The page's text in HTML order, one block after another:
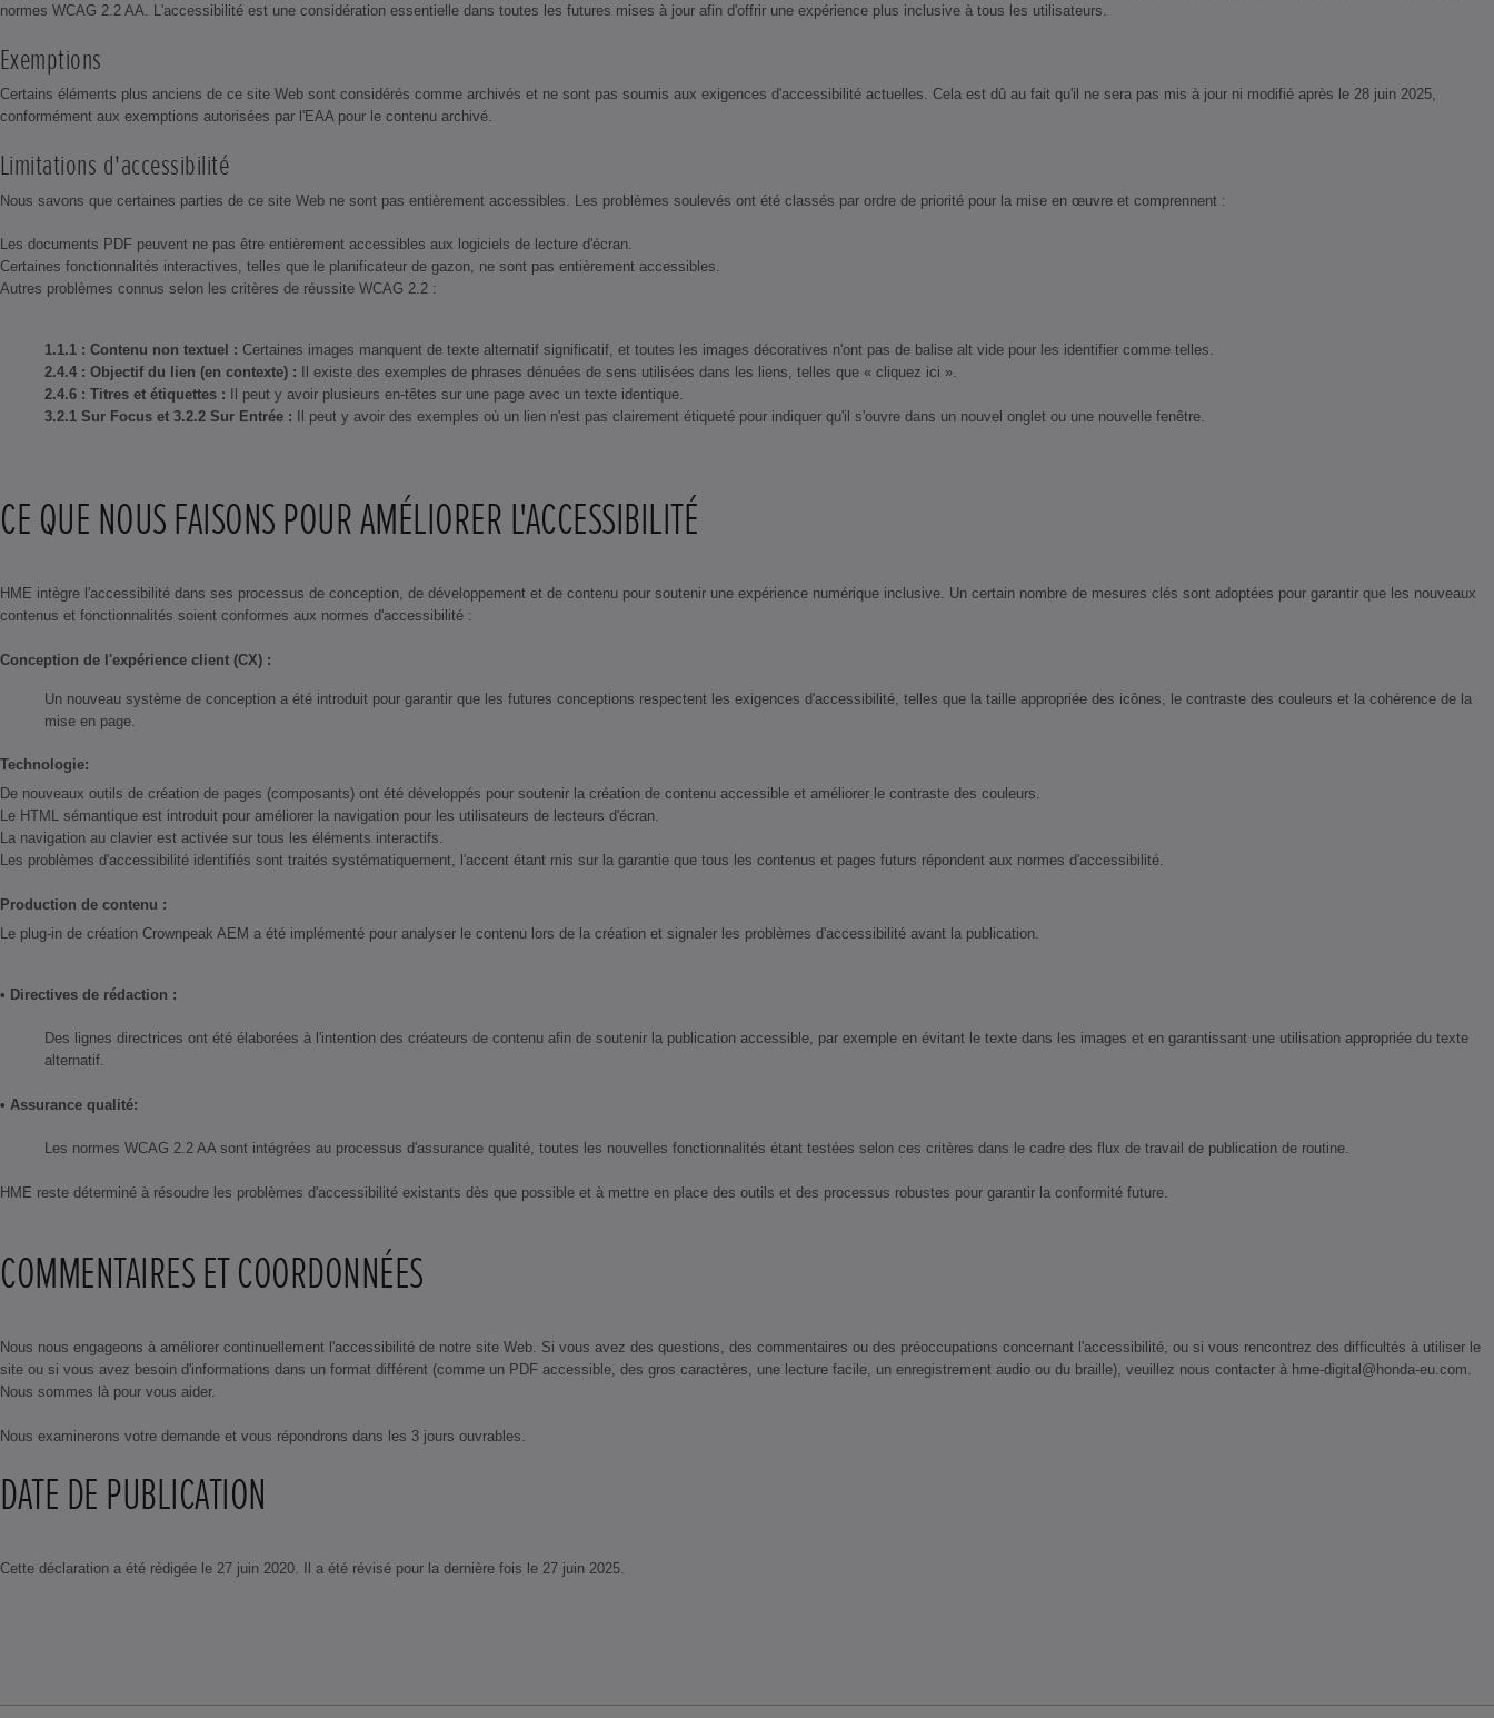
normes WCAG 2.2 AA. L'accessibilité est une considération essentielle dans toutes les futures mises à jour afin d'offrir une expérience plus inclusive à tous les utilisateurs.
Exemptions
Certains éléments plus anciens de ce site Web sont considérés comme archivés et ne sont pas soumis aux exigences d'accessibilité actuelles. Cela est dû au fait qu'il ne sera pas mis à jour ni modifié après le 28 juin 2025,
conformément aux exemptions autorisées par l'EAA pour le contenu archivé.
Limitations d'accessibilité
Nous savons que certaines parties de ce site Web ne sont pas entièrement accessibles. Les problèmes soulevés ont été classés par ordre de priorité pour la mise en œuvre et comprennent :
Les documents PDF peuvent ne pas être entièrement accessibles aux logiciels de lecture d'écran.
Certaines fonctionnalités interactives, telles que le planificateur de gazon, ne sont pas entièrement accessibles.
Autres problèmes connus selon les critères de réussite WCAG 2.2 :
1.1.1 : Contenu non textuel : Certaines images manquent de texte alternatif significatif, et toutes les images décoratives n'ont pas de balise alt vide pour les identifier comme telles.
2.4.4 : Objectif du lien (en contexte) :
Il existe des exemples de phrases dénuées de sens utilisées dans les liens, telles que « cliquez ici ».
2.4.6 : Titres et étiquettes :
Il peut y avoir plusieurs en-têtes sur une page avec un texte identique.
3.2.1 Sur Focus et 3.2.2 Sur Entrée : Il peut y avoir des exemples où un lien n'est pas clairement étiqueté pour indiquer qu'il s'ouvre dans un nouvel onglet ou une nouvelle fenêtre.
CE QUE NOUS FAISONS POUR AMÉLIORER L'ACCESSIBILITÉ
HME intègre l'accessibilité dans ses processus de conception, de développement et de contenu pour soutenir une expérience numérique inclusive. Un certain nombre de mesures clés sont adoptées pour garantir que les nouveaux
contenus et fonctionnalités soient conformes aux normes d'accessibilité :
Conception de l'expérience client (CX) :
Un nouveau système de conception a été introduit pour garantir que les futures conceptions respectent les exigences d'accessibilité, telles que la taille appropriée des icônes, le contraste des couleurs et la cohérence de la
mise en page.
Technologie:
De nouveaux outils de création de pages (composants) ont été développés pour soutenir la création de contenu accessible et améliorer le contraste des couleurs.
Le HTML sémantique est introduit pour améliorer la navigation pour les utilisateurs de lecteurs d'écran.
La navigation au clavier est activée sur tous les éléments interactifs.
Les problèmes d'accessibilité identifiés sont traités systématiquement, l'accent étant mis sur la garantie que tous les contenus et pages futurs répondent aux normes d'accessibilité.
Production de contenu :
Le plug-in de création Crownpeak AEM a été implémenté pour analyser le contenu lors de la création et signaler les problèmes d'accessibilité avant la publication.
• Directives de rédaction :
Des lignes directrices ont été élaborées à l'intention des créateurs de contenu afin de soutenir la publication accessible, par exemple en évitant le texte dans les images et en garantissant une utilisation appropriée du texte
alternatif.
• Assurance qualité:
Les normes WCAG 2.2 AA sont intégrées au processus d'assurance qualité, toutes les nouvelles fonctionnalités étant testées selon ces critères dans le cadre des flux de travail de publication de routine.
HME reste déterminé à résoudre les problèmes d'accessibilité existants dès que possible et à mettre en place des outils et des processus robustes pour garantir la conformité future.
COMMENTAIRES ET COORDONNÉES
Nous nous engageons à améliorer continuellement l'accessibilité de notre site Web. Si vous avez des questions, des commentaires ou des préoccupations concernant l'accessibilité, ou si vous rencontrez des difficultés à utiliser le
site ou si vous avez besoin d'informations dans un format différent (comme un PDF accessible, des gros caractères, une lecture facile, un enregistrement audio ou du braille), veuillez nous contacter à hme-digital@honda-eu.com.
Nous sommes là pour vous aider.
Nous examinerons votre demande et vous répondrons dans les 3 jours ouvrables.
DATE DE PUBLICATION
Cette déclaration a été rédigée le 27 juin 2020. Il a été révisé pour la dernière fois le 27 juin 2025.